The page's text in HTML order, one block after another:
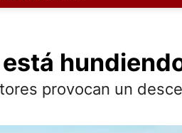
a
provocan un